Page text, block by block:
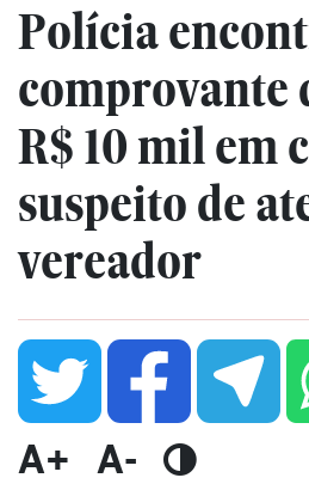
Polícia
comprovante
R$ 10 mil em
suspeito de
vereador
A+ A-